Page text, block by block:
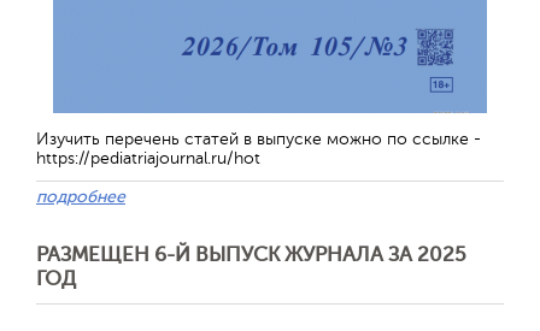
Изучить перечень статей в выпуске можно по ссылке -
https://pediatriajournal.ru/hot
подробнее
РАЗМЕЩЕН 6-Й ВЫПУСК ЖУРНАЛА ЗА 2025
ГОД
Отправить